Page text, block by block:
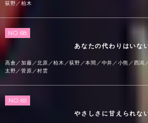
荻野／柏木
NO.68
あなたの代わりはいな
高倉／加藤／北原／柏木／荻野／本間／中井／小熊／西潟
太野／菅原／村雲
NO.69
やさしさに甘えられな